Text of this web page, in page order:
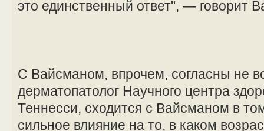
это единственный ответ", — говорит
С Вайсманом, впрочем, согласны не
дерматопатолог Научного центра
Теннесси, сходится с Вайсманом в
сильное влияние на то, в каком